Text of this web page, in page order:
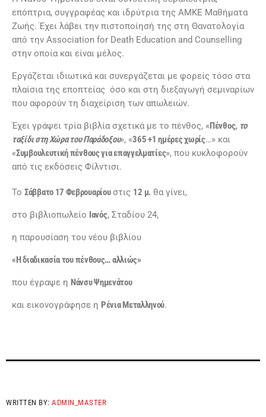
επόπτρια, συγγραφέας και ιδρύτρια της ΑΜΚΕ Μαθήματα
Ζωής. Έχει λάβει την πιστοποίησή της στη Θανατολογία
από την Association for Death Education and Counselling
στην οποία και είναι μέλος.
Εργάζεται ιδιωτικά και συνεργάζεται με φορείς τόσο στα
πλαίσια της εποπτείας όσο και στη διεξαγωγή σεμιναρίων
που αφορούν τη διαχείριση των απωλειών.
Έχει γράψει τρία βιβλία σχετικά με το πένθος, « Πένθος, το
ταξίδι στη Χώρα του Παράδοξου», «365 +1 ημέρες χωρίς…» και
«Συμβουλευτική πένθους για επαγγελματίες», που κυκλοφορούν
από τις εκδόσεις Φίλντισι.
Το Σάββατο 17 Φεβρουαρίουστις 12 μ.θα γίνει,
στο βιβλιοπωλείο Ιανός, Σταδίου 24,
η παρουσίαση του νέου βιβλίου
«Η διαδικασία του πένθους… αλλιώς»
που έγραψε η Νάνσυ Ψημενάτου
και εικονογράφησε η Ρένια Μεταλληνού.
WRITTEN BY:ADMIN_MASTER